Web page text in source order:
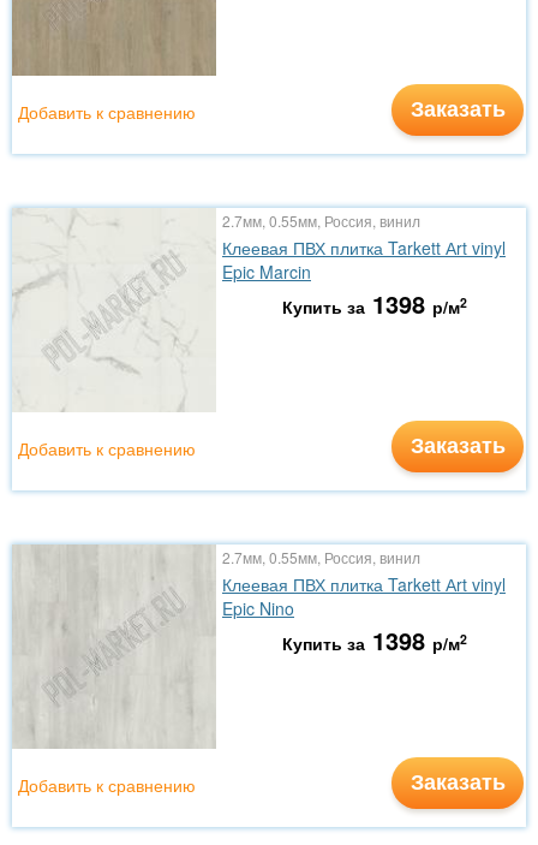
Заказать
Добавить к сравнению
2.7мм, 0.55мм, Россия, винил
Клеевая ПВХ плитка Tarkett Аrt vinyl
Epic Marcin
Купить за 1398 р/м2
Заказать
Добавить к сравнению
2.7мм, 0.55мм, Россия, винил
Клеевая ПВХ плитка Tarkett Аrt vinyl
Epic Nino
Купить за 1398 р/м2
Заказать
Добавить к сравнению